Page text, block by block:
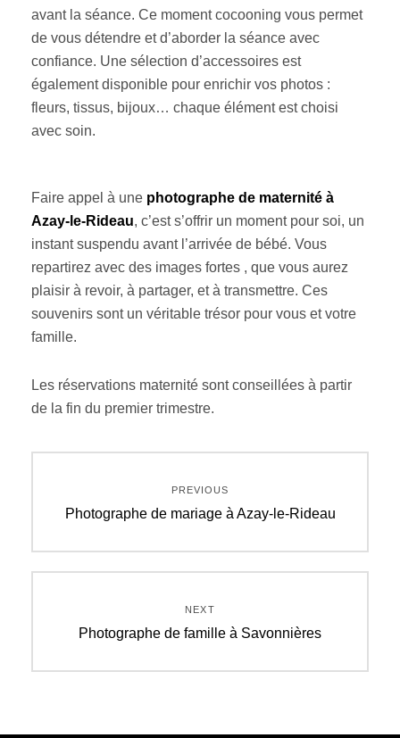
avant la séance. Ce moment cocooning vous permet
de vous détendre et d’aborder la séance avec
confiance. Une sélection d’accessoires est
également disponible pour enrichir vos photos :
fleurs, tissus, bijoux… chaque élément est choisi
avec soin.
Faire appel à une photographe de maternité à
Azay-le-Rideau, c’est s’offrir un moment pour soi, un
instant suspendu avant l’arrivée de bébé. Vous
repartirez avec des images fortes , que vous aurez
plaisir à revoir, à partager, et à transmettre. Ces
souvenirs sont un véritable trésor pour vous et votre
famille.
Les réservations maternité sont conseillées à partir
de la fin du premier trimestre.
l’article
PREVIOUS
Previous
Photographe de mariage à Azay-le-Rideau
NEXT
Next
Photographe de famille à Savonnières